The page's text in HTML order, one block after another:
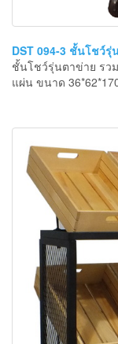
DST 094-3 ชั้นโชว์รุ่
ชั้นโชว์รุ่นตาข่าย รว
แผ่น ขนาด